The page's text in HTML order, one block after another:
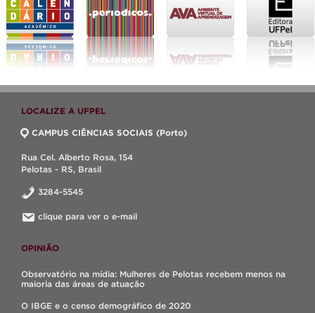
LOCALIZE A UFPEL
CAMPUS CIÊNCIAS SOCIAIS (Porto)
Rua Cel. Alberto Rosa, 154
Pelotas - RS, Brasil
3284-5545
clique para ver o e-mail
OPINIÃO
Observatório na mídia: Mulheres de Pelotas recebem menos na
maioria das áreas de atuação
O IBGE e o censo demográfico de 2020